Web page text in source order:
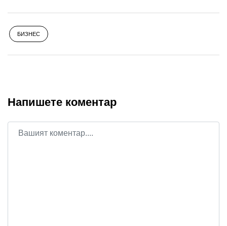
БИЗНЕС
Напишете коментар